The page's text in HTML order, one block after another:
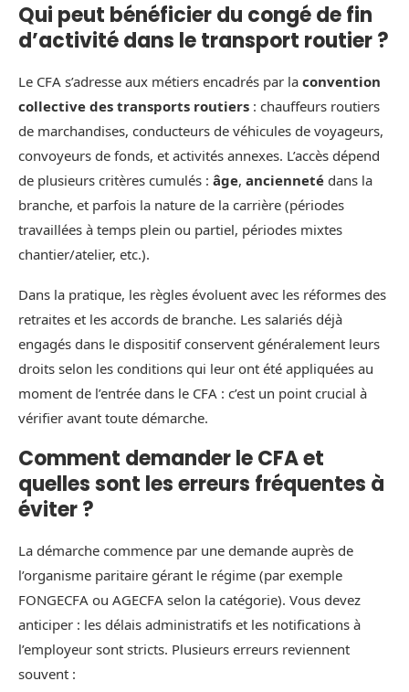
Qui peut bénéficier du congé de fin
d’activité dans le transport routier ?
Le CFA s’adresse aux métiers encadrés par la convention
collective des transports routiers : chauffeurs routiers
de marchandises, conducteurs de véhicules de voyageurs,
convoyeurs de fonds, et activités annexes. L’accès dépend
de plusieurs critères cumulés : âge, ancienneté dans la
branche, et parfois la nature de la carrière (périodes
travaillées à temps plein ou partiel, périodes mixtes
chantier/atelier, etc.).
Dans la pratique, les règles évoluent avec les réformes des
retraites et les accords de branche. Les salariés déjà
engagés dans le dispositif conservent généralement leurs
droits selon les conditions qui leur ont été appliquées au
moment de l’entrée dans le CFA : c’est un point crucial à
vérifier avant toute démarche.
Comment demander le CFA et
quelles sont les erreurs fréquentes à
éviter ?
La démarche commence par une demande auprès de
l’organisme paritaire gérant le régime (par exemple
FONGECFA ou AGECFA selon la catégorie). Vous devez
anticiper : les délais administratifs et les notifications à
l’employeur sont stricts. Plusieurs erreurs reviennent
souvent :